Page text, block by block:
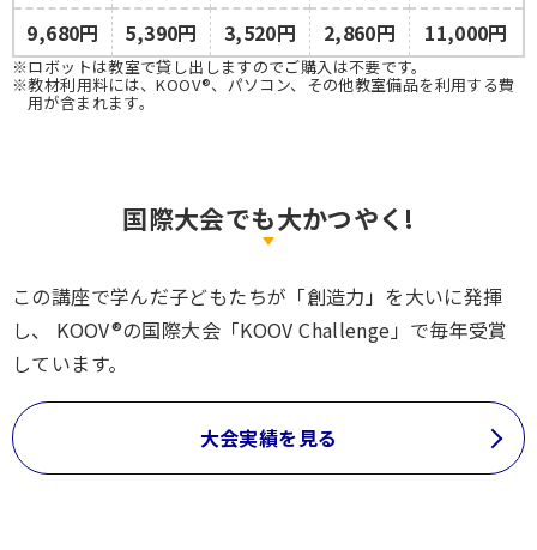
9,680円
5,390円 3,520円 2,860円 11,000円
※ロボットは教室で貸し出しますのでご購入は不要です。
※教材利用料には、KOOV®、パソコン、その他教室備品を利用する費
用が含まれます。
国際大会でも大かつやく!
この講座で学んだ子どもたちが「創造力」を大いに発揮
し、
KOOV®の国際大会「KOOV Challenge」で毎年受賞
しています。
大会実績を見る